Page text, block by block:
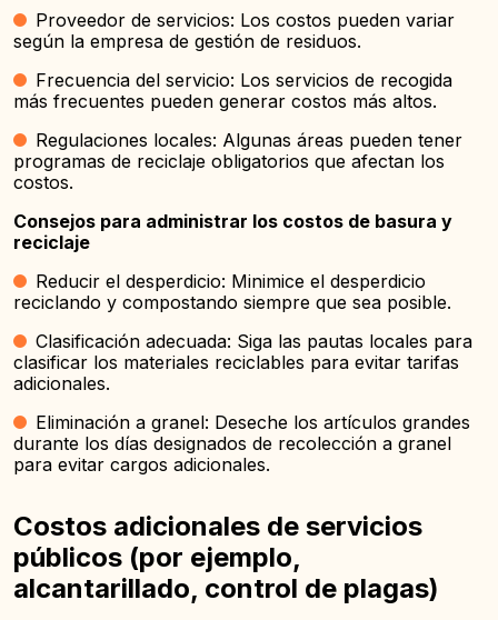
Proveedor de servicios: Los costos pueden variar
según la empresa de gestión de residuos.
Frecuencia del servicio: Los servicios de recogida
más frecuentes pueden generar costos más altos.
Regulaciones locales: Algunas áreas pueden tener
programas de reciclaje obligatorios que afectan los
costos.
Consejos para administrar los costos de basura y
reciclaje
Reducir el desperdicio: Minimice el desperdicio
reciclando y compostando siempre que sea posible.
Clasificación adecuada: Siga las pautas locales para
clasificar los materiales reciclables para evitar tarifas
adicionales.
Eliminación a granel: Deseche los artículos grandes
durante los días designados de recolección a granel
para evitar cargos adicionales.
Costos adicionales de servicios
públicos (por ejemplo,
alcantarillado, control de plagas)